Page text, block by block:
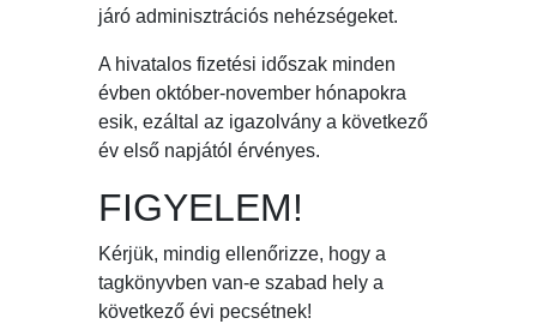
járó adminisztrációs nehézségeket.
A hivatalos fizetési időszak minden
évben október-november hónapokra
esik, ezáltal az igazolvány a következő
év első napjától érvényes.
FIGYELEM!
Kérjük, mindig ellenőrizze, hogy a
tagkönyvben van-e szabad hely a
következő évi pecsétnek!